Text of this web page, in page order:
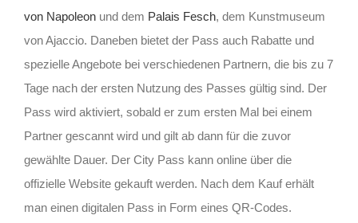
von Napoleonund dem Palais Fesch, dem Kunstmuseum
von Ajaccio. Daneben bietet der Pass auch Rabatte und
spezielle Angebote bei verschiedenen Partnern, die bis zu 7
Tage nach der ersten Nutzung des Passes gültig sind. Der
Pass wird aktiviert, sobald er zum ersten Mal bei einem
Partner gescannt wird und gilt ab dann für die zuvor
gewählte Dauer. Der City Pass kann online über die
offizielle Website gekauft werden. Nach dem Kauf erhält
man einen digitalen Pass in Form eines QR-Codes.